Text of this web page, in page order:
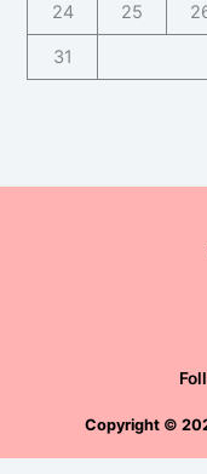
24 25
31
Copyright ©